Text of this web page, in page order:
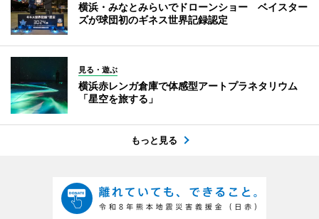
横浜・みなとみらいでドローンショー ベイスター
ズが球団初のギネス世界記録認定
見る・遊ぶ
横浜赤レンガ倉庫で体感型アートプラネタリウム
「星空を旅する」
もっと見る